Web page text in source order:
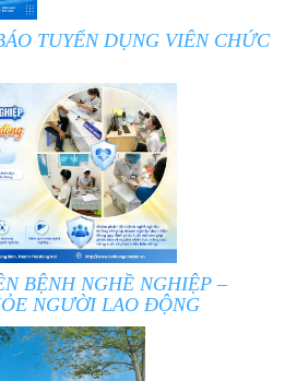
TUYỂN DỤNG VIÊN CHỨC
BỆNH NGHỀ NGHIỆP –
NGƯỜI LAO ĐỘNG